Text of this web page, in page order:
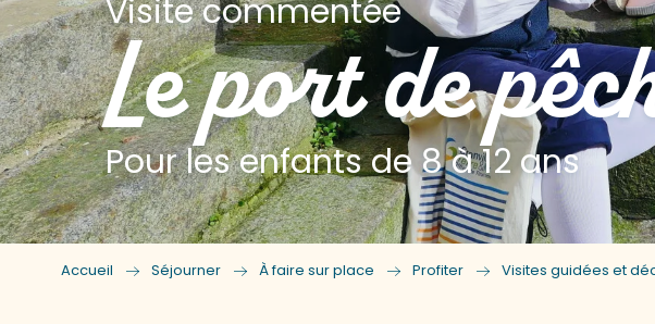
Visite commentée
Le port de
Pour les enfants de 8 à 12 ans
Accueil Séjourner À faire sur place Profiter Visites guidées et